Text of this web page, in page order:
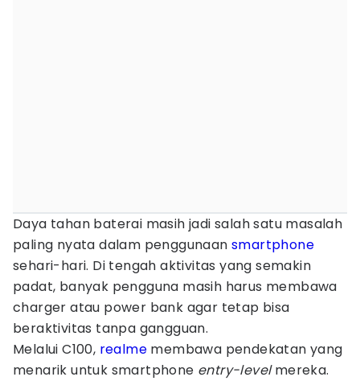
Daya tahan baterai masih jadi salah satu masalah
paling nyata dalam penggunaan smartphone
sehari-hari. Di tengah aktivitas yang semakin
padat, banyak pengguna masih harus membawa
charger atau power bank agar tetap bisa
beraktivitas tanpa gangguan.
Melalui C100, realme membawa pendekatan yang
menarik untuk smartphone entry-levelmereka.